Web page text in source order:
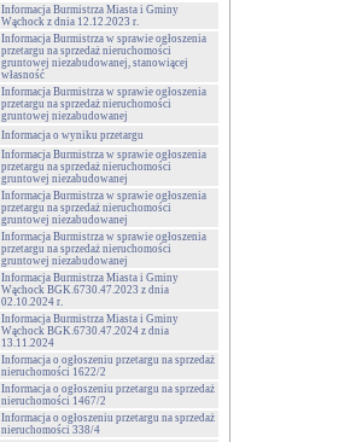
Informacja Burmistrza Miasta i Gminy
Wąchock z dnia 12.12.2023 r.
Informacja Burmistrza w sprawie ogłoszenia
przetargu na sprzedaż nieruchomości
gruntowej niezabudowanej, stanowiącej
własność
Informacja Burmistrza w sprawie ogłoszenia
przetargu na sprzedaż nieruchomości
gruntowej niezabudowanej
Informacja o wyniku przetargu
Informacja Burmistrza w sprawie ogłoszenia
przetargu na sprzedaż nieruchomości
gruntowej niezabudowanej
Informacja Burmistrza w sprawie ogłoszenia
przetargu na sprzedaż nieruchomości
gruntowej niezabudowanej
Informacja Burmistrza w sprawie ogłoszenia
przetargu na sprzedaż nieruchomości
gruntowej niezabudowanej
Informacja Burmistrza Miasta i Gminy
Wąchock BGK.6730.47.2023 z dnia
02.10.2024 r.
Informacja Burmistrza Miasta i Gminy
Wąchock BGK.6730.47.2024 z dnia
13.11.2024
Informacja o ogłoszeniu przetargu na sprzedaż
nieruchomości 1622/2
Informacja o ogłoszeniu przetargu na sprzedaż
nieruchomości 1467/2
Informacja o ogłoszeniu przetargu na sprzedaż
nieruchomości 338/4